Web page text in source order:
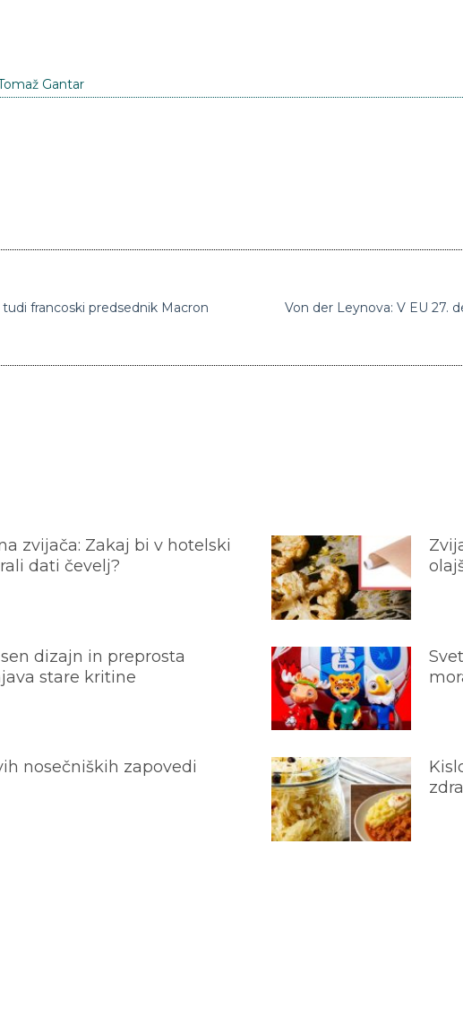
Gantar
francoski predsednik Macron Von der Leynova: V EU 27.
zvijača: Zakaj bi v hotelski
dati čevelj?
dizajn in preprosta
stare kritine
nosečniških zapovedi